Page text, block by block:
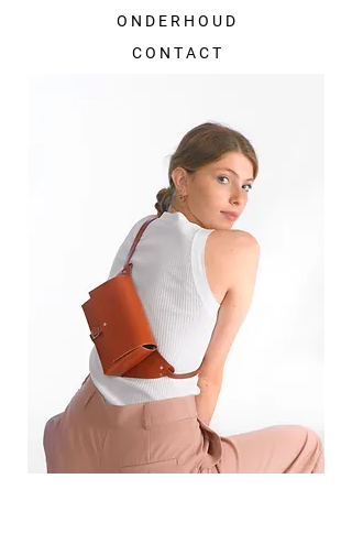
O N D E R H O U D
C O N T A C T